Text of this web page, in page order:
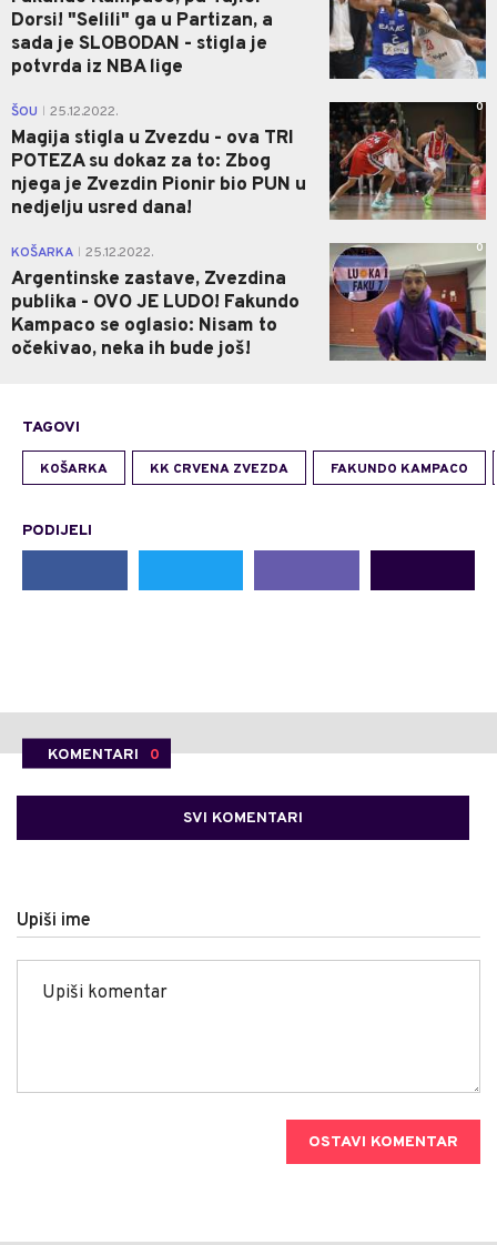
Dorsi! "Selili" ga u Partizan, a
sada je SLOBODAN - stigla je
potvrda iz NBA lige
ŠOU 25.12.2022.
Magija stigla u Zvezdu - ova TRI
POTEZA su dokaz za to: Zbog
njega je Zvezdin Pionir bio PUN u
nedjelju usred dana!
0
KOŠARKA 25.12.2022.
Argentinske zastave, Zvezdina
publika - OVO JE LUDO! Fakundo
Kampaco se oglasio: Nisam to
očekivao, neka ih bude još!
0
TAGOVI
KOŠARKA KK CRVENA ZVEZDA FAKUNDO KAMPACO
PODIJELI
KOMENTARI 0
SVI KOMENTARI
Upiši ime
OSTAVI KOMENTAR